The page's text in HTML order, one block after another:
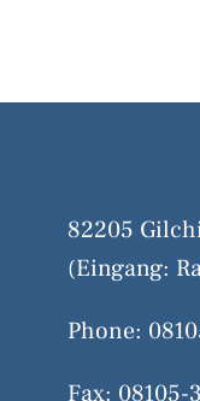
82205
(Eingang:
Phone:
Fax: 08105-